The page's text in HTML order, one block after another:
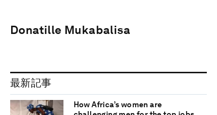
Donatille Mukabalisa
最新記事
How Africa’s women are